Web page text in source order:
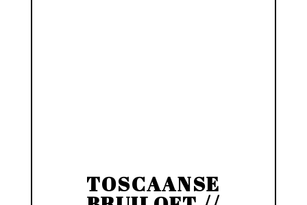
TOSCAANSE